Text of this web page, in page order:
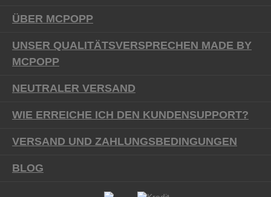
ÜBER MCPOPP
UNSER QUALITÄTSVERSPRECHEN MADE BY
MCPOPP
NEUTRALER VERSAND
WIE ERREICHE ICH DEN KUNDENSUPPORT?
VERSAND UND ZAHLUNGSBEDINGUNGEN
BLOG